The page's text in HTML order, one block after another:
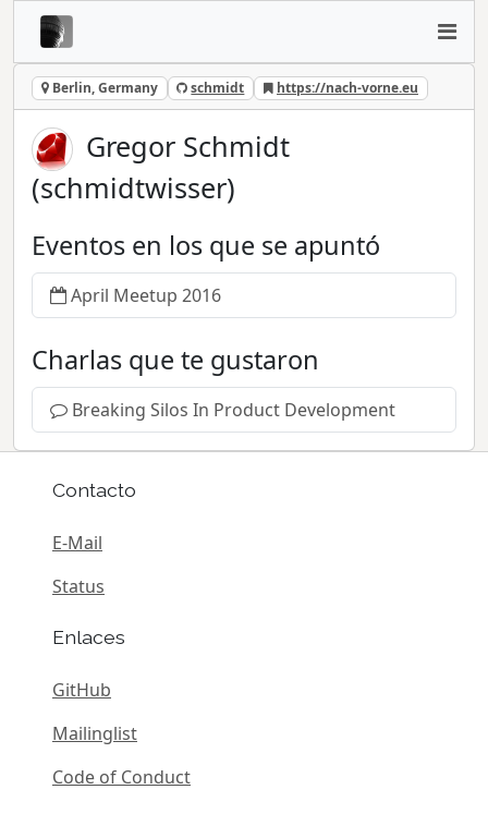
Berlin, Germany schmidt https://nach-vorne.eu
Gregor Schmidt
(schmidtwisser)
Eventos en los que se apuntó
April Meetup 2016
Charlas que te gustaron
Breaking Silos In Product Development
Contacto
E-Mail
Status
Enlaces
GitHub
Mailinglist
Code of Conduct